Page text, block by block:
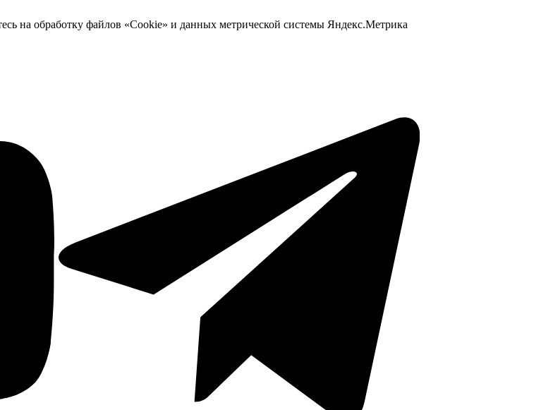
на обработку файлов «Cookie» и данных метрической системы Яндекс.Метрика